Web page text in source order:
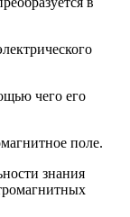
чего его
поле.
знания